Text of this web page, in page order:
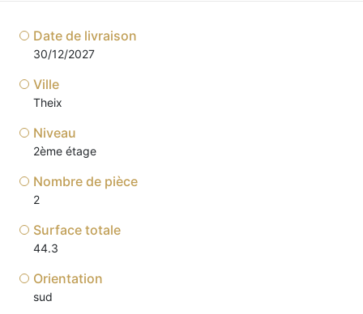
Date de livraison
30/12/2027
Ville
Theix
Niveau
2ème étage
Nombre de pièce
2
Surface totale
44.3
Orientation
sud